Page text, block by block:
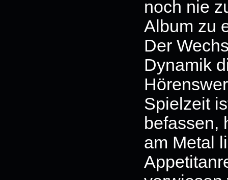
noch nie
Album zu
Der
Dynamik
Spielzeit
befassen,
am Metal